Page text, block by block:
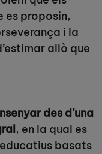
es proposin,
i la
allò que
des d’una
, en la qual es
basats